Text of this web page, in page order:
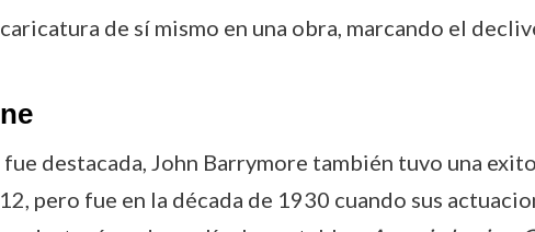
de sí mismo en una obra, marcando el
destacada, John Barrymore también tuvo una
pero fue en la década de 1930 cuando sus